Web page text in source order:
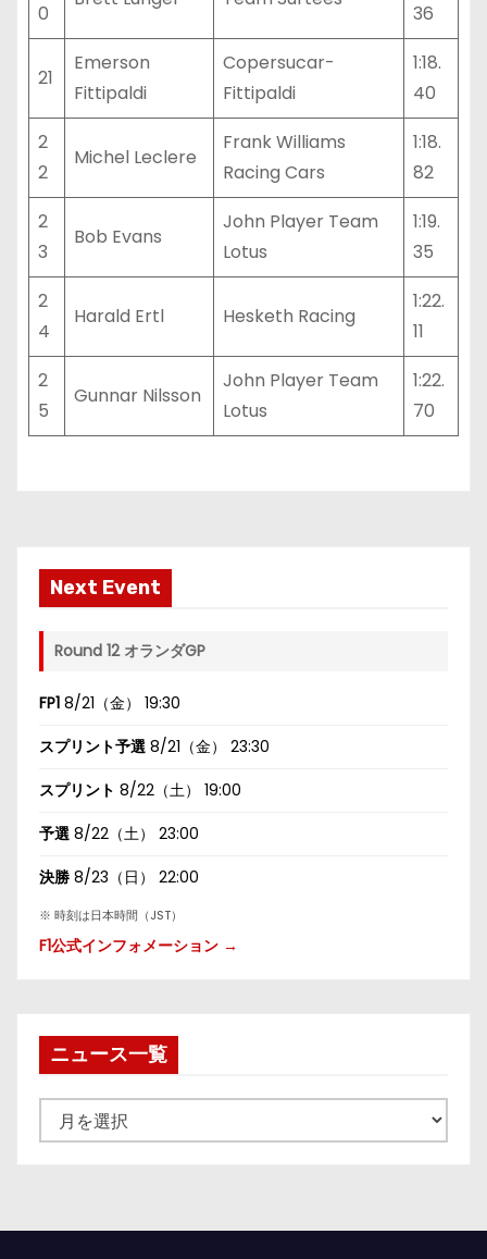
0
36
21
Emerson
Fittipaldi
Copersucar-
Fittipaldi
1:18.
40
2
2
Michel Leclere
Frank Williams
Racing Cars
1:18.
82
2
3
Bob Evans
John Player Team
Lotus
1:19.
35
2
4
Harald Ertl Hesketh Racing
1:22.
11
2
5
Gunnar Nilsson
John Player Team
Lotus
1:22.
70
Next Event
Round 12 オランダGP
FP1 8/21（金） 19:30
スプリント予選 8/21（金） 23:30
スプリント 8/22（土） 19:00
予選 8/22（土） 23:00
決勝 8/23（日） 22:00
※ 時刻は日本時間（JST）
F1公式インフォメーション →
ニュース一覧
ュ
一